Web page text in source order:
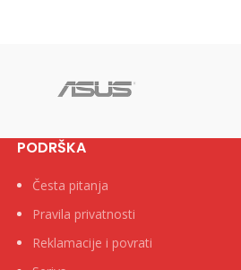
PODRŠKA
Česta pitanja
Pravila privatnosti
Reklamacije i povrati